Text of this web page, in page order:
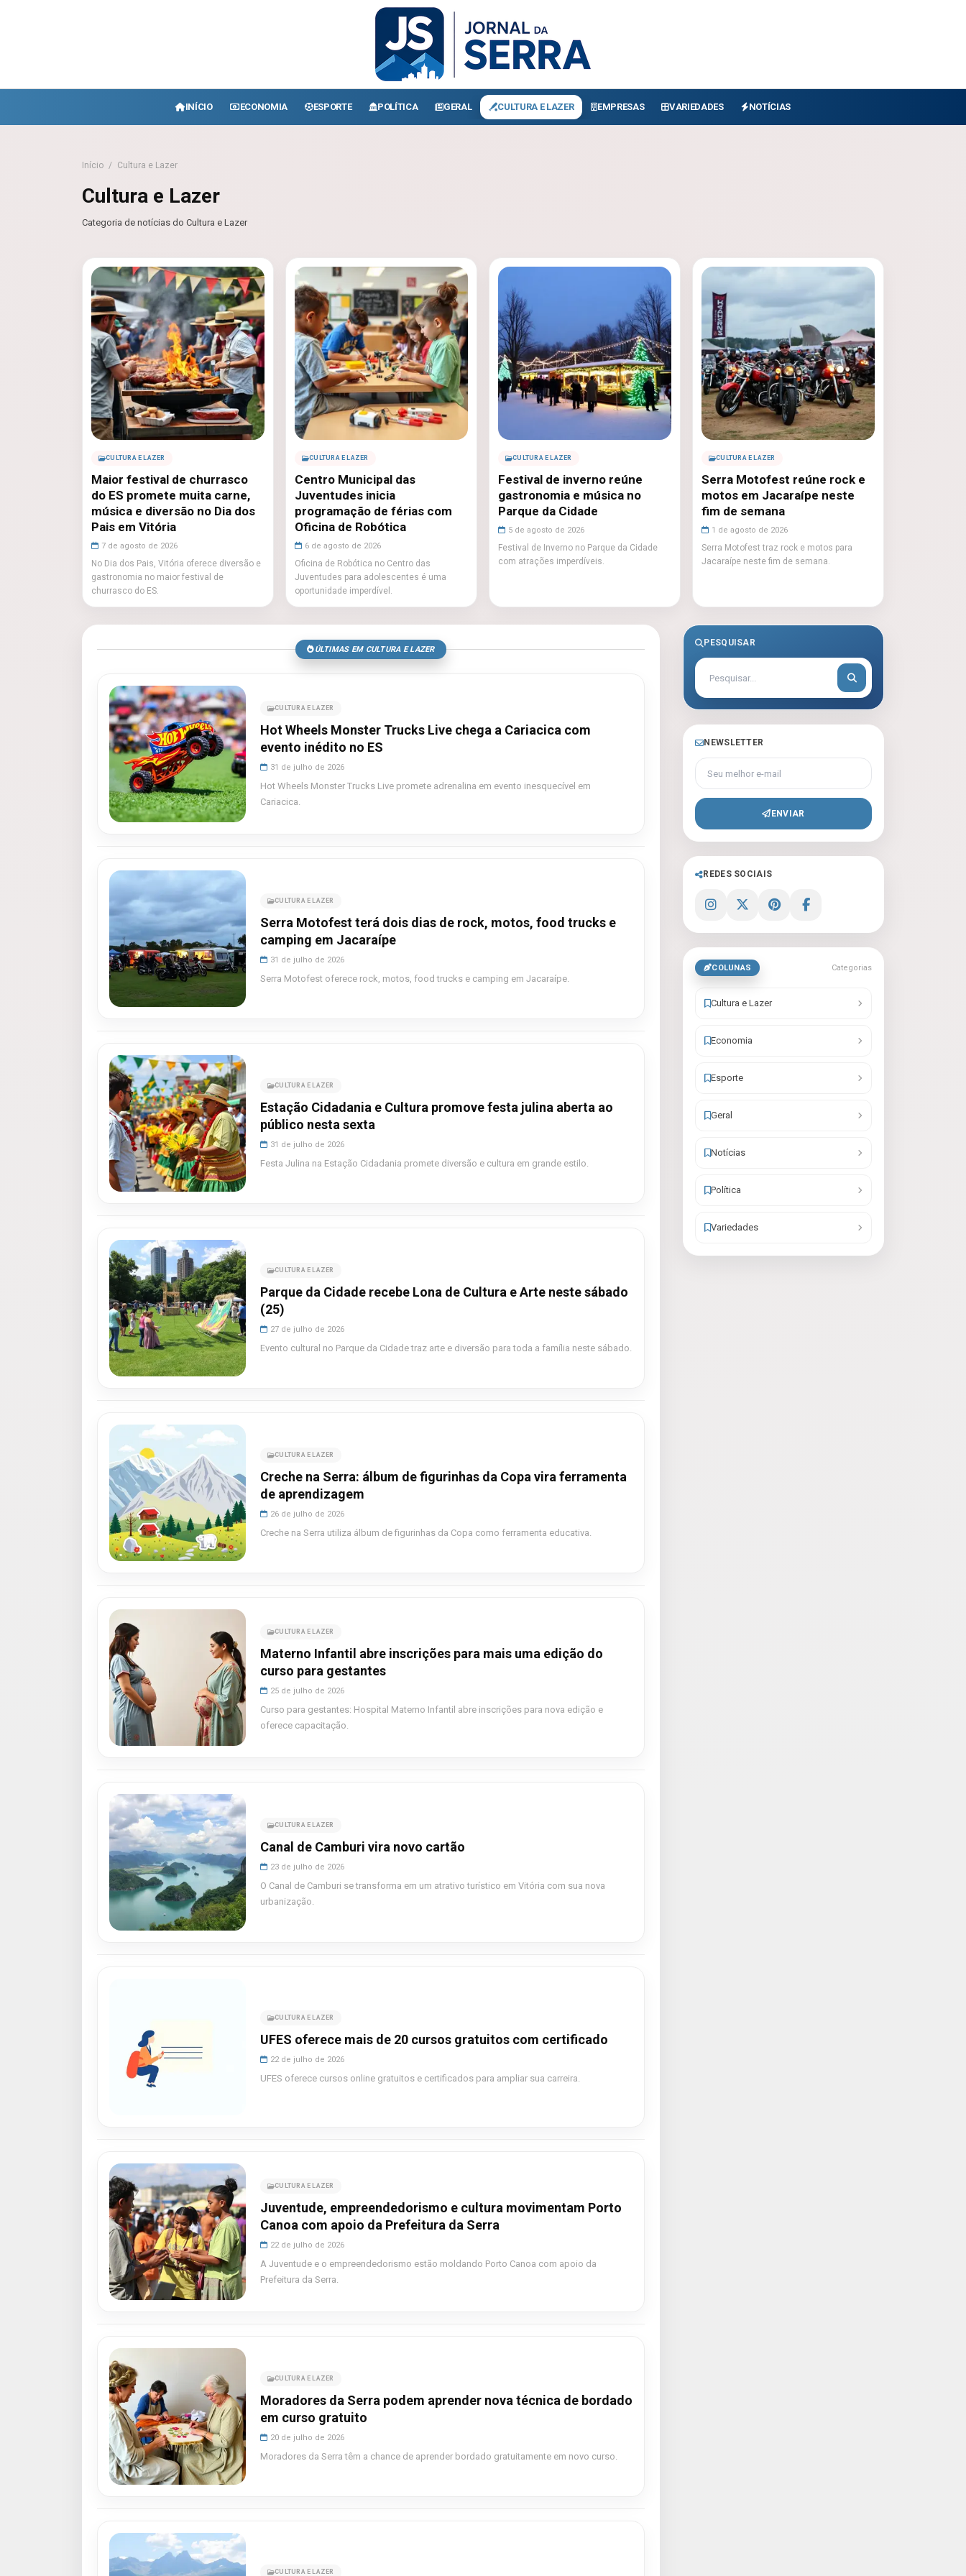
INÍCIO ECONOMIA ESPORTE POLÍTICA GERAL CULTURA E LAZER EMPRESAS VARIEDADES NOTÍCIAS
Início / Cultura e Lazer
Cultura e Lazer
Categoria de notícias do Cultura e Lazer
CULTURA E LAZER
Maior festival de churrasco
do ES promete muita carne,
música e diversão no Dia dos
Pais em Vitória
7 de agosto de 2026
No Dia dos Pais, Vitória oferece diversão e
gastronomia no maior festival de
churrasco do ES.
CULTURA E LAZER
Centro Municipal das
Juventudes inicia
programação de férias com
Oficina de Robótica
6 de agosto de 2026
Oficina de Robótica no Centro das
Juventudes para adolescentes é uma
oportunidade imperdível.
CULTURA E LAZER
Festival de inverno reúne
gastronomia e música no
Parque da Cidade
5 de agosto de 2026
Festival de Inverno no Parque da Cidade
com atrações imperdíveis.
CULTURA E LAZER
Serra Motofest reúne rock e
motos em Jacaraípe neste
fim de semana
1 de agosto de 2026
Serra Motofest traz rock e motos para
Jacaraípe neste fim de semana.
ÚLTIMAS EM CULTURA E LAZER
CULTURA E LAZER
Hot Wheels Monster Trucks Live chega a Cariacica com
evento inédito no ES
31 de julho de 2026
Hot Wheels Monster Trucks Live promete adrenalina em evento inesquecível em
Cariacica.
CULTURA E LAZER
Serra Motofest terá dois dias de rock, motos, food trucks e
camping em Jacaraípe
31 de julho de 2026
Serra Motofest oferece rock, motos, food trucks e camping em Jacaraípe.
CULTURA E LAZER
Estação Cidadania e Cultura promove festa julina aberta ao
público nesta sexta
31 de julho de 2026
Festa Julina na Estação Cidadania promete diversão e cultura em grande estilo.
CULTURA E LAZER
Parque da Cidade recebe Lona de Cultura e Arte neste sábado
(25)
27 de julho de 2026
Evento cultural no Parque da Cidade traz arte e diversão para toda a família neste sábado.
CULTURA E LAZER
Creche na Serra: álbum de figurinhas da Copa vira ferramenta
de aprendizagem
26 de julho de 2026
Creche na Serra utiliza álbum de figurinhas da Copa como ferramenta educativa.
CULTURA E LAZER
Materno Infantil abre inscrições para mais uma edição do
curso para gestantes
25 de julho de 2026
Curso para gestantes: Hospital Materno Infantil abre inscrições para nova edição e
oferece capacitação.
CULTURA E LAZER
Canal de Camburi vira novo cartão
23 de julho de 2026
O Canal de Camburi se transforma em um atrativo turístico em Vitória com sua nova
urbanização.
CULTURA E LAZER
UFES oferece mais de 20 cursos gratuitos com certificado
22 de julho de 2026
UFES oferece cursos online gratuitos e certificados para ampliar sua carreira.
CULTURA E LAZER
Juventude, empreendedorismo e cultura movimentam Porto
Canoa com apoio da Prefeitura da Serra
22 de julho de 2026
A Juventude e o empreendedorismo estão moldando Porto Canoa com apoio da
Prefeitura da Serra.
CULTURA E LAZER
Moradores da Serra podem aprender nova técnica de bordado
em curso gratuito
20 de julho de 2026
Moradores da Serra têm a chance de aprender bordado gratuitamente em novo curso.
CULTURA E LAZER
PESQUISAR
NEWSLETTER
Seu melhor e-mail
ENVIAR
REDES SOCIAIS
COLUNAS Categorias
Cultura e Lazer
Economia
Esporte
Geral
Notícias
Política
Variedades